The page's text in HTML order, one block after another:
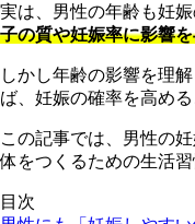
実は、男性の年齢も妊
子の質や妊娠率に影響
しかし年齢の影響を理解
ば、妊娠の確率を高める
この記事では、男性の
体をつくるための生活
目次